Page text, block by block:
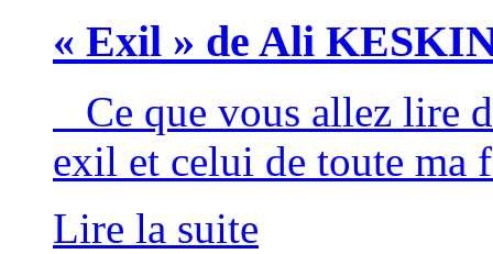
« Exil » de Ali
Ce que vous allez lire
exil et celui de toute ma
Lire la suite